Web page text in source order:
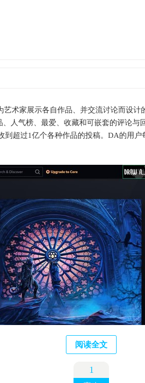
艺术家展示各自作品、并交流讨论而设
人气榜、最爱、收藏和可嵌套的评论与
到超过1亿个各种作品的投稿。DA的用
阅读全文
1